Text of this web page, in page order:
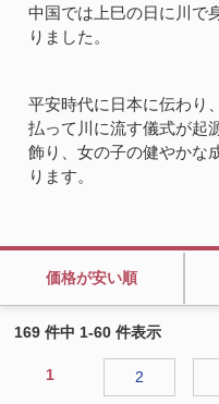
中国では上巳の日に川で
りました。
平安時代に日本に伝わり
払って川に流す儀式が起
飾り、女の子の健やかな
ります。
価格が安い順
169 件中 1-60 件表示
1 2